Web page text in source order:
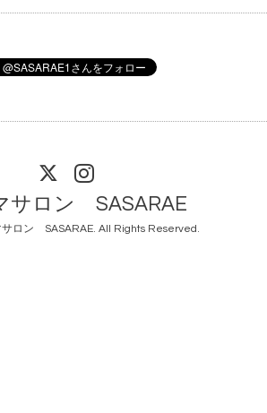
サロン SASARAE
サロン SASARAE. All Rights Reserved.